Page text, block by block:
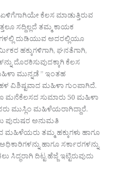
ಕೆಲಸ ಮಾಡುತ್ತಿರುವ
ಸದ್ದಿಲ್ಲದೆ ತಮ್ಮ ಕಾಯಕ
ದುಡಿಯುವ ಅದರಲ್ಲಿಯೂ
ಹಕ್ಕುಗಳಿಗಾಗಿ, ಘನತೆಗಾಗಿ,
ದೊರಕಿಸುವುದಕ್ಕಾಗಿ ಕೆಲಸ
ಮುನ್ನಡೆ ” ಇಂತಹ
ವಿಶಿಷ್ಟವಾದ ಮಹಿಳಾ ಗುಂಪಾಗಿದೆ.
ಮನೆಕೆಲಸದ ಸುಮಾರು 50 ಮಹಿಳಾ
ಮುಸ್ಲಿಂ ಮಹಿಳೆಯರಾಗಿದ್ದಾರೆ.
ಪುರುಷರ ಅನುಮತಿ
ತಮ್ಮ ಹಕ್ಕುಗಳು ಹಾಗೂ
ಹಾಗೂ ಸರ್ಕಾರಗಳನ್ನು
ದಿಟ್ಟ ಹೆಜ್ಜೆ ಇಟ್ಟಿರುವುದು